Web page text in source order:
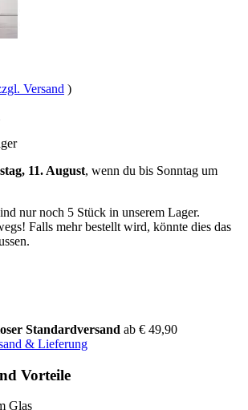
Versand )
11. August, wenn du bis Sonntag um
nur noch 5 Stück in unserem Lager.
Falls mehr bestellt wird, könnte dies das
Standardversand ab € 49,90
& Lieferung
Vorteile
Glas